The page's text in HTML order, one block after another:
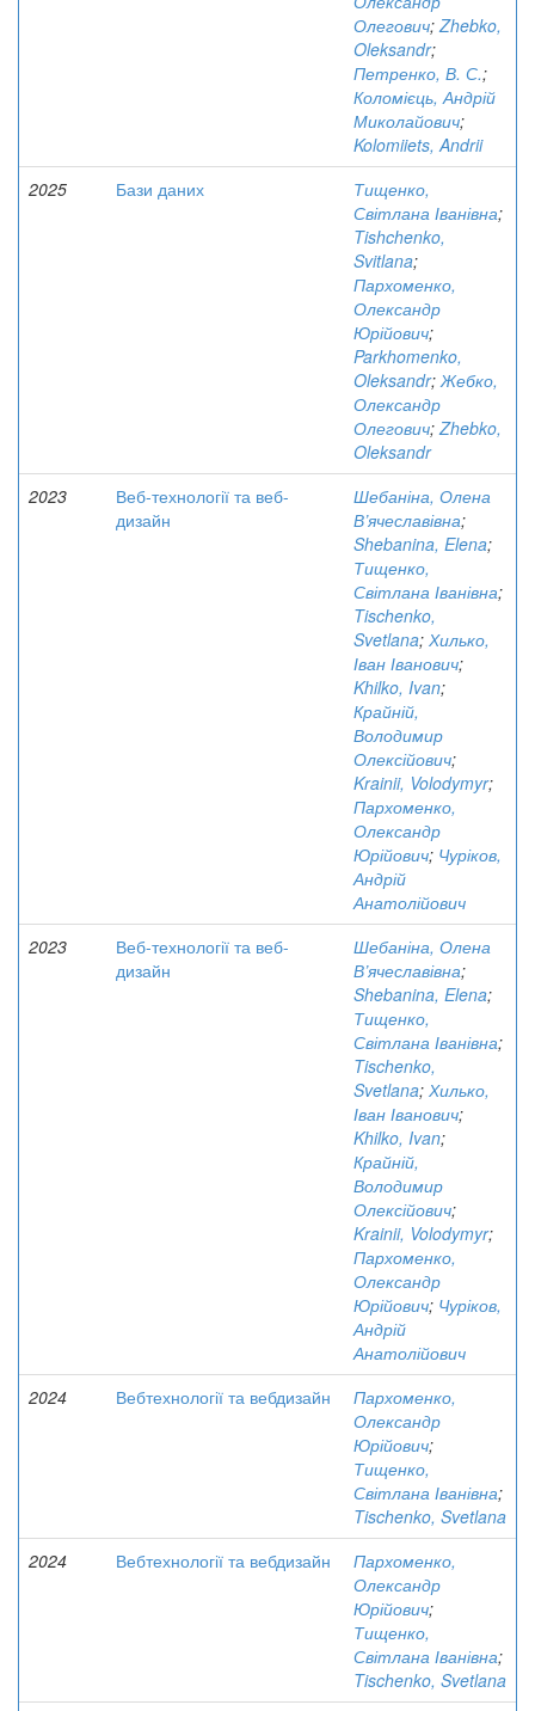
Олегович;Zhebko,
Oleksandr;
Петренко, В. С.;
Коломієць, Андрій
Миколайович;
Kolomiiets, Andrii
2025
Бази даних
Тищенко,
Світлана Іванівна;
Tishchenko,
Svitlana;
Пархоменко,
Олександр
Юрійович;
Parkhomenko,
Oleksandr;Жебко,
Олександр
Олегович;Zhebko,
Oleksandr
2023
Веб-технології та веб-
дизайн
Шебаніна, Олена
В’ячеславівна;
Shebanina, Elena;
Тищенко,
Світлана Іванівна;
Tischenko,
Svetlana; Хилько,
Іван Іванович;
Khilko, Ivan;
Крайній,
Володимир
Олексійович;
Krainii, Volodymyr;
Пархоменко,
Олександр
Юрійович; Чуріков,
Андрій
Анатолійович
2023
Веб-технології та веб-
дизайн
Шебаніна, Олена
В’ячеславівна;
Shebanina, Elena;
Тищенко,
Світлана Іванівна;
Tischenko,
Svetlana; Хилько,
Іван Іванович;
Khilko, Ivan;
Крайній,
Володимир
Олексійович;
Krainii, Volodymyr;
Пархоменко,
Олександр
Юрійович; Чуріков,
Андрій
Анатолійович
2024
Вебтехнології та вебдизайн
Пархоменко,
Олександр
Юрійович;
Тищенко,
Світлана Іванівна;
Tischenko, Svetlana
2024
Вебтехнології та вебдизайн
Пархоменко,
Олександр
Юрійович;
Тищенко,
Світлана Іванівна;
Tischenko, Svetlana